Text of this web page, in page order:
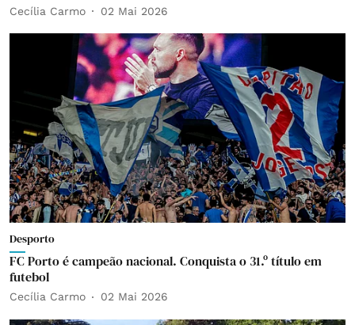
Cecília Carmo 02 Mai 2026
Desporto
FC Porto é campeão nacional. Conquista o 31.º título em
futebol
Cecília Carmo 02 Mai 2026